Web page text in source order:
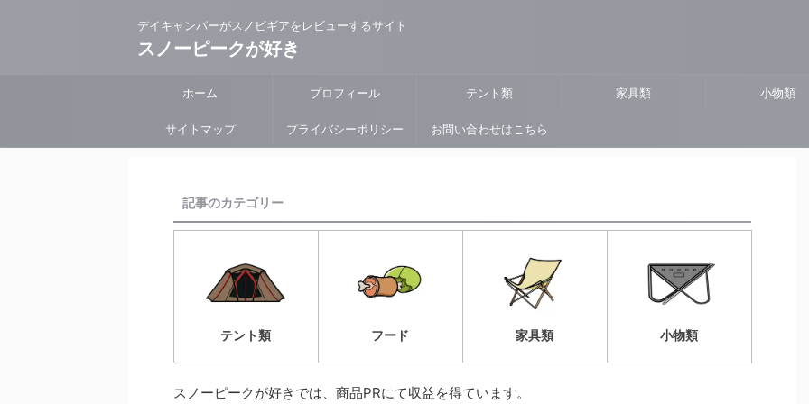
デイキャンパーがスノピギアをレビューするサイト
スノーピークが好き
ホーム プロフィール テント類 家具類 小物類
サイトマップ プライバシーポリシー お問い合わせはこちら
記事のカテゴリー
テント類 フード 家具類 小物類
スノーピークが好きでは、商品PRにて収益を得ています。